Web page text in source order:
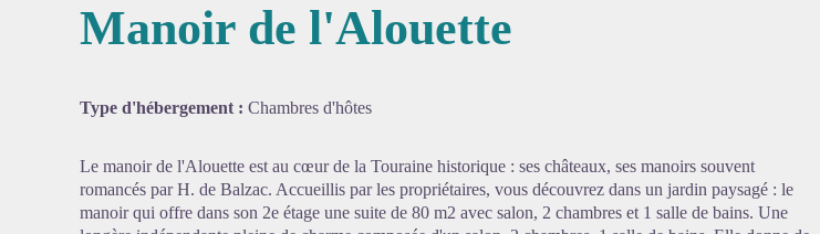
Manoir de l'Alouette
Type d'hébergement : Chambres d'hôtes
Le manoir de l'Alouette est au cœur de la Touraine historique : ses châteaux, ses manoirs souvent
romancés par H. de Balzac. Accueillis par les propriétaires, vous découvrez dans un jardin paysagé : le
manoir qui offre dans son 2e étage une suite de 80 m2 avec salon, 2 chambres et 1 salle de bains. Une